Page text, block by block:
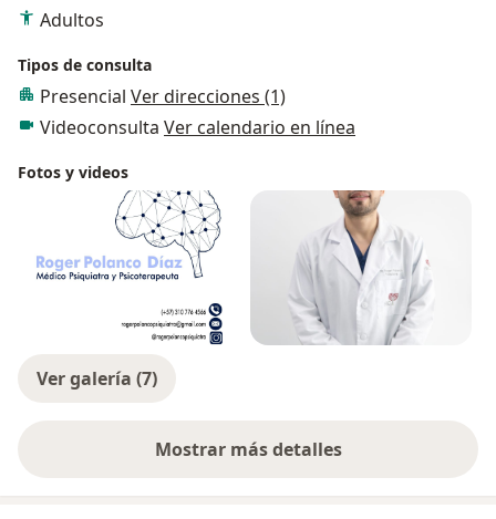
Adultos
Tipos de consulta
Presencial Ver direcciones (1)
Videoconsulta Ver calendario en línea
Fotos y videos
Ver galería (7)
Mostrar más detalles
sobre la experiencia